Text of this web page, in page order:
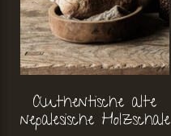
Authentische alte
nepalesische Holzschale